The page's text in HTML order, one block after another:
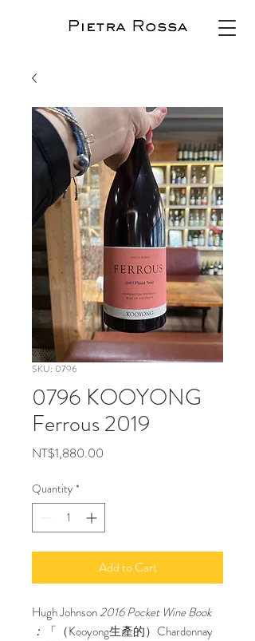
SKU: 0796
0796 KOOYONG
Ferrous 2019
NT$1,880.00
Quantity *
Add to Cart
Hugh Johnson2016 Pocket Wine Book
：
「（Kooyong生產的）Chardonnay